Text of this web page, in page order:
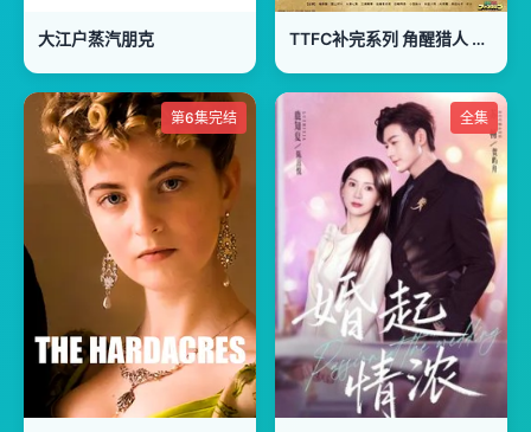
大江户蒸汽朋克 TTFC补完系列 角醒猎人 欧米茄号角 猎人们的默秘录
第6集完结 全集